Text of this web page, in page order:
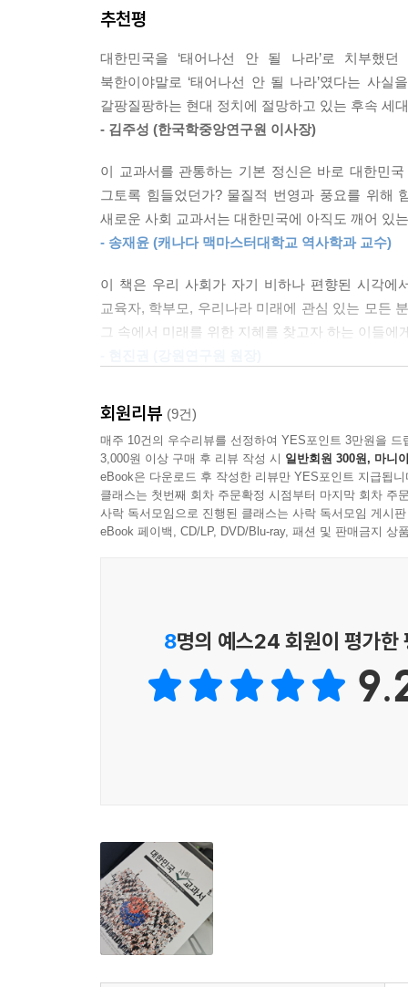
(1) 통일이 필요한 이유
(2) 북한의 실태 456
(3) 다른 나라의 통일 사례가 주는 교훈
(4) 통일로 한 걸음
(1) 미래 대한민국의 국제 정치
부록
1. 새 국가를 만년 반석 위에 세우자[초대 이승만
3. 대한민국과 북한의 헌법 비교
- 주석
- 대한민국 사회교과서_참여 저자 및 주요 경력
의 놀라운 성취로 볼 수 있다. 모든 것을 근대적
죄를 줄 수 없다는 판결이 속출했다. 섣부른 역사
적으로 지키려고 노력한 것이다. 이는 건국 세대의
--- p.200
아니라 우리의 전쟁이 되었다”라면서 미국의 적
는 방송을 해야겠다고 생각했다.
공보처장과 상의한 후 서울중앙방송국으로 전화
로 무기, 군수품을 날라와 우리를 돕기 시작했으
다. 엄습하는 절망 속에서 희망을 잃지 말자는 메
하라” 운운하며 무책임하게 사실을 호도하고 거
한국에서 권위주의 체제의 초기 형태는 다른 신생
건국 이후에 3회 이상 보통선거를 실시한 신생국
의 권위주의 체제는 신생 후진국들 가운데 상대
나라에서 보기 드문 예다. 1950년대의 한국 정치
다.
--- p.248
주권을 선포했다. 그것으로 독도가 한국의 영토
선을 넘어온 일본 선박은 한국의 자산이 되었다.
민족 반역자라도 되는 양 비난해왔다. 그러나 미
을 들였다는 것을 생각하면, 박정희 정부 때보다
로 강조했다 볼 수 있다. 어려운 경제적 여건에서
육에 힘썼다. 글을 읽지 못하던 사람들 대부분이
각을 가지고 있었다.
--- p.285
자유민주주의가 뭔지도 모르게 된다.
이제껏 학교 현장에는 대한민국의 성공한 역
비교육적인 잘못을 나무라고, 우리 후대에 올바
교육 현장에서 더 이상 우리 현대사를 왜곡해서
현대 역사는 자유를 위한 투쟁 과정이었다는 것
이와 같은 목표를 가지고 집필된 이 책 [대한민국
업적을 풍부하게 포함하고, 이병철과 정주영을
위대한 지도자들에게서 많은 영감과 지혜를 얻어
이 책 저자인 대한민국교원조합 교과서 연구회는
있다. 그리고 나라를 잘 만들어 놓고 되돌아보며
역사관에 목말라 했던 모든 사람에게 이 책이 단비
추천평
대한민국을 ‘태어나선 안 될 나라’로 치부했
북한이야말로 ‘태어나선 안 될 나라’였다는 사
갈팡질팡하는 현대 정치에 절망하고 있는 후속 세
- 김주성 (한국학중앙연구원 이사장)
이 교과서를 관통하는 기본 정신은 바로 대한민
그토록 힘들었던가? 물질적 번영과 풍요를 위해
새로운 사회 교과서는 대한민국에 아직도 깨어 있
- 송재윤 (캐나다 맥마스터대학교 역사학과 교수)
이 책은 우리 사회가 자기 비하나 편향된 시각에
교육자, 학부모, 우리나라 미래에 관심 있는 모든
그 속에서 미래를 위한 지혜를 찾고자 하는 이들에
회원리뷰 (9건)
매주 10건의 우수리뷰를 선정하여 YES포인트 3만원을 드
3,000원 이상 구매 후 리뷰 작성 시 일반회원 300원, 마니
eBook은 다운로드 후 작성한 리뷰만 YES포인트 지급됩니
클래스는 첫번째 회차 주문확정 시점부터 마지막 회차 주
사락 독서모임으로 진행된 클래스는 사락 독서모임 게시
eBook 페이백, CD/LP, DVD/Blu-ray, 패션 및 판매금지 상
8명의 예스24 회원이 평가한